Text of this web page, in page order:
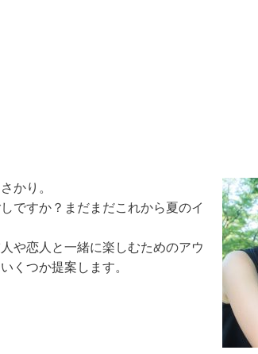
かり。
ですか？まだまだこれから夏のイ
や恋人と一緒に楽しむためのアウ
くつか提案します。